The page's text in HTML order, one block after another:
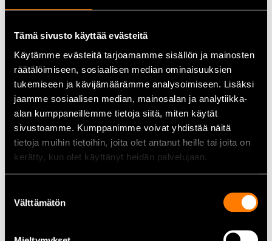
Tämä sivusto käyttää evästeitä
Käytämme evästeitä tarjoamamme sisällön ja mainosten
räätälöimiseen, sosiaalisen median ominaisuuksien
tukemiseen ja kävijämäärämme analysoimiseen. Lisäksi
jaamme sosiaalisen median, mainosalan ja analytiikka-
alan kumppaneillemme tietoja siitä, miten käytät
sivustoamme. Kumppanimme voivat yhdistää näitä
tietoja muihin tietoihin, joita olet antanut heille tai joita on
kerätty, kun olet käyttänyt heidän palvelujaan.
valinta
Välttämätön
sankaosat
Kahva: T-kahva ergonomiseen käsittelyyn
Tekniset tiedot
Tuotenumero: GZ40K
Avautuma
: 400 mm
Leukasyvyys: 120 mm
Puristusvoima: 5 500 N
Kaikki viilapenkit ja puristimet löydät täältä